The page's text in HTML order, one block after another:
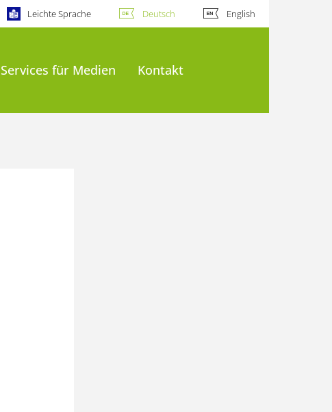
Leichte Sprache Deutsch English
Services für Medien Kontakt